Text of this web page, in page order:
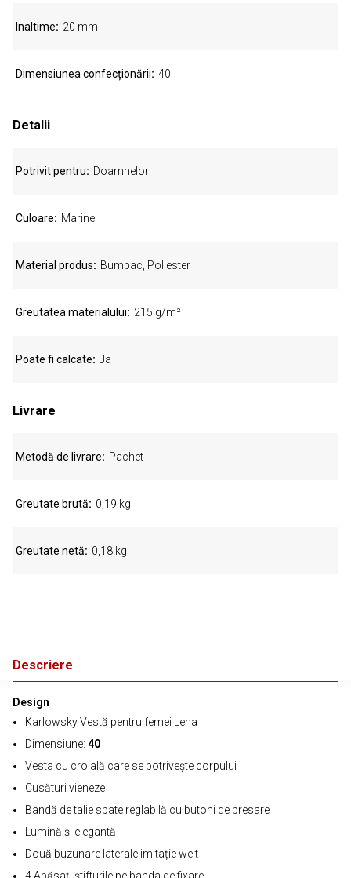
Descriere
Design
Karlowsky Vestă pentru femei Lena
Dimensiune: 40
Vesta cu croială care se potrivește corpului
Cusături vieneze
Bandă de talie spate reglabilă cu butoni de presare
Lumină și elegantă
Două buzunare laterale imitație welt
Inaltime 20 mm
Dimensiunea confecționării 40
Detalii
Potrivit pentru Doamnelor
Culoare Marine
Material produs Bumbac, Poliester
Greutatea materialului 215 g/m²
Poate fi calcate Ja
Livrare
Metodă de livrare Pachet
Greutate brută 0,19 kg
Greutate netă 0,18 kg